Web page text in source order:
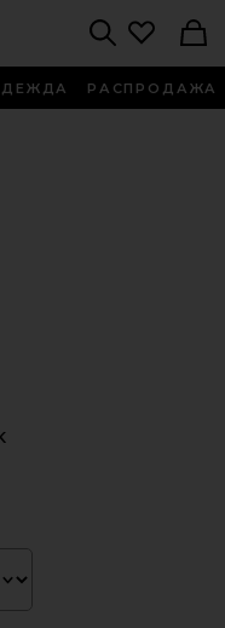
РАСПРОДАЖА